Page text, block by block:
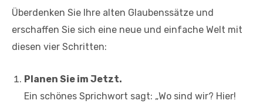
Überdenken Sie Ihre alten Glaubenssätze und
erschaffen Sie sich eine neue und einfache Welt mit
diesen vier Schritten:
Planen Sie im Jetzt.
Ein schönes Sprichwort sagt: „Wo sind wir? Hier!